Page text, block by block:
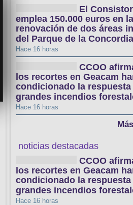
El
emplea 150.000 euros en la
renovación de dos áreas
del Parque de la Concordia
Hace 16 horas
CCOO
los recortes en Geacam
condicionado la respuesta
grandes incendios
Hace 16 horas
noticias destacadas
CCOO
los recortes en Geacam
condicionado la respuesta
grandes incendios
Hace 16 horas